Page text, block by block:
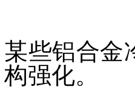
某些铝合金
构强化。